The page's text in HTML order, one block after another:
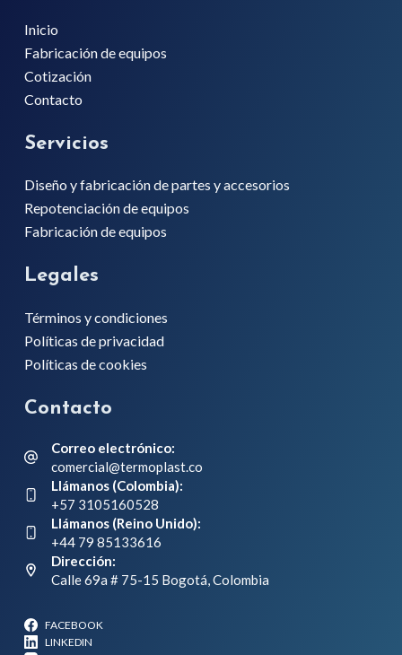
Inicio
Fabricación de equipos
Cotización
Contacto
Servicios
Diseño y fabricación de partes y accesorios
Repotenciación de equipos
Fabricación de equipos
Legales
Términos y condiciones
Políticas de privacidad
Políticas de cookies
Contacto
Correo electrónico:
comercial@termoplast.co
Llámanos (Colombia):
+57 3105160528
Llámanos (Reino Unido):
+44 79 85133616
Dirección:
Calle 69a # 75-15 Bogotá, Colombia
FACEBOOK
LINKEDIN